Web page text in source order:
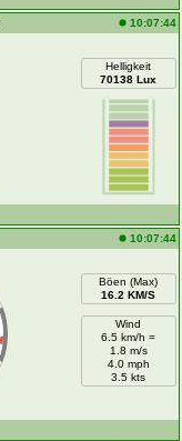
10:07:44
Helligkeit
70138 Lux
10:07:44
Böen (Max)
16.2 KM/S
Wind
6.5 km/h =
1.8 m/s
4.0 mph
3.5 kts